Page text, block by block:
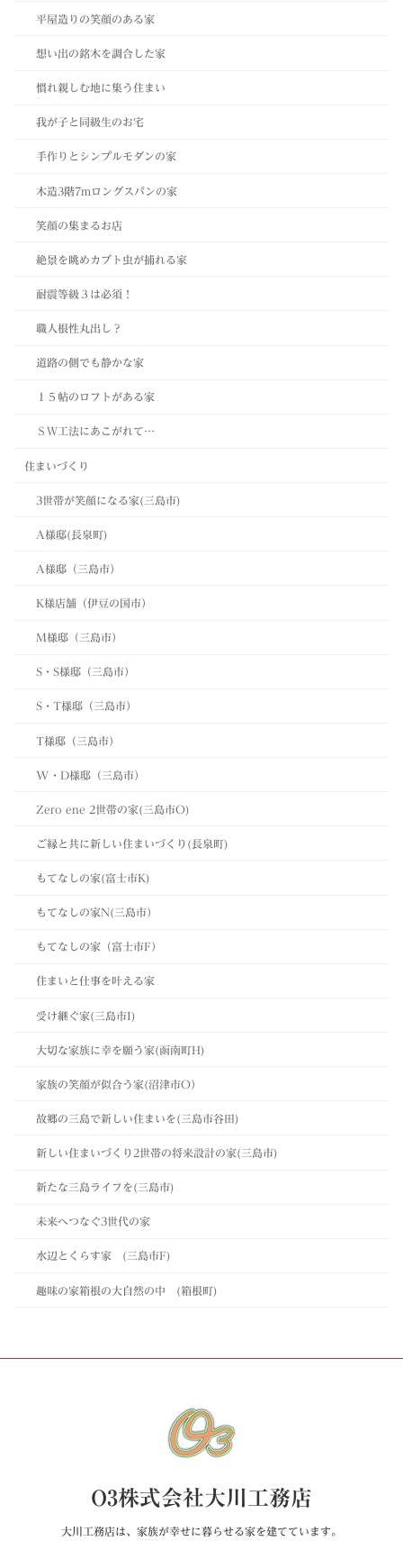
平屋造りの笑顔のある家
想い出の銘木を調合した家
慣れ親しむ地に集う住まい
我が子と同級生のお宅
手作りとシンプルモダンの家
木造3階7mロングスパンの家
笑顔の集まるお店
絶景を眺めカブト虫が捕れる家
耐震等級３は必須！
職人根性丸出し？
道路の側でも静かな家
１５帖のロフトがある家
ＳＷ工法にあこがれて…
住まいづくり
3世帯が笑顔になる家(三島市)
A様邸(長泉町)
A様邸（三島市）
K様店舗（伊豆の国市）
M様邸（三島市）
S・S様邸（三島市）
S・T様邸（三島市）
T様邸（三島市）
W・D様邸（三島市）
Zero ene 2世帯の家(三島市O)
ご縁と共に新しい住まいづくり(長泉町)
もてなしの家(富士市K)
もてなしの家N(三島市）
もてなしの家（富士市F）
住まいと仕事を叶える家
受け継ぐ家(三島市I)
大切な家族に幸を願う家(函南町H)
家族の笑顔が似合う家(沼津市O）
故郷の三島で新しい住まいを(三島市谷田)
新しい住まいづくり2世帯の将来設計の家(三島市)
新たな三島ライフを(三島市)
未来へつなぐ3世代の家
水辺とくらす家 (三島市F)
趣味の家箱根の大自然の中 (箱根町)
O3株式会社大川工務店
大川工務店は、家族が幸せに暮らせる家を建てています。